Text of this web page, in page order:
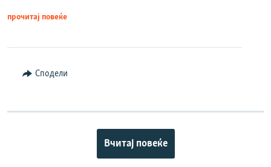
прочитај повеќе
Сподели
Вчитај повеќе